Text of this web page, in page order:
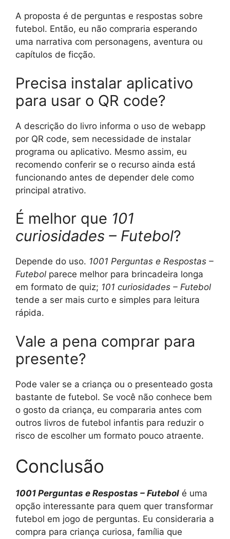
A proposta é de perguntas e respostas sobre
futebol. Então, eu não compraria esperando
uma narrativa com personagens, aventura ou
capítulos de ficção.
Precisa instalar aplicativo
para usar o QR code?
A descrição do livro informa o uso de webapp
por QR code, sem necessidade de instalar
programa ou aplicativo. Mesmo assim, eu
recomendo conferir se o recurso ainda está
funcionando antes de depender dele como
principal atrativo.
É melhor que 101
curiosidades – Futebol?
Depende do uso. 1001 Perguntas e Respostas –
Futebol parece melhor para brincadeira longa
em formato de quiz; 101 curiosidades – Futebol
tende a ser mais curto e simples para leitura
rápida.
Vale a pena comprar para
presente?
Pode valer se a criança ou o presenteado gosta
bastante de futebol. Se você não conhece bem
o gosto da criança, eu compararia antes com
outros livros de futebol infantis para reduzir o
risco de escolher um formato pouco atraente.
Conclusão
1001 Perguntas e Respostas – Futebol é uma
opção interessante para quem quer transformar
futebol em jogo de perguntas. Eu consideraria a
compra para criança curiosa, família que